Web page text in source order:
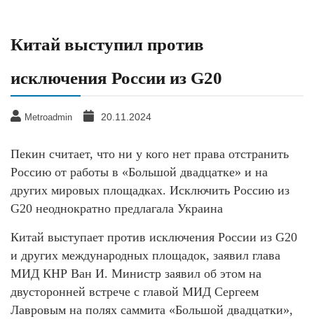
Китай выступил против
исключения России из G20
Metroadmin 20.11.2024
Пекин считает, что ни у кого нет права отстранить
Россию от работы в «Большой двадцатке» и на
других мировых площадках. Исключить Россию из
G20 неоднократно предлагала Украина
Китай выступает против исключения России из G20
и других международных площадок, заявил глава
МИД КНР Ван И. Министр заявил об этом на
двусторонней встрече с главой МИД Сергеем
Лавровым на полях саммита «Большой двадцатки»,